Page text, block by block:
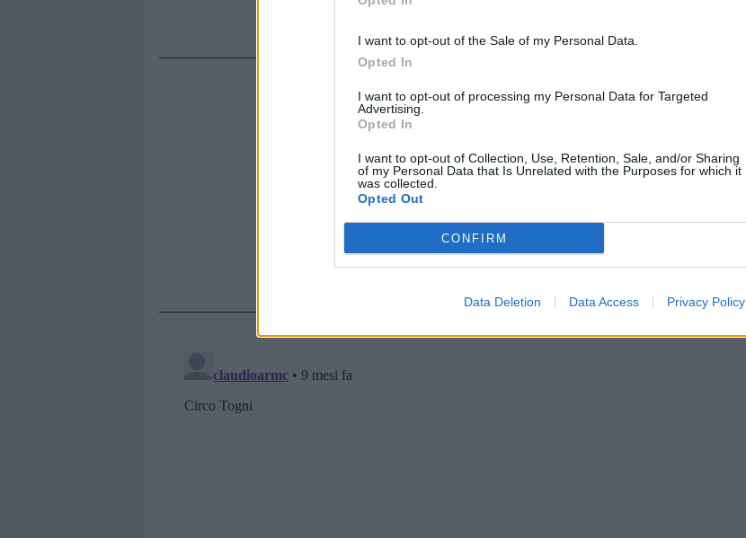
I want to opt-out of the Sale of my Personal Data.
Opted In
I want to opt-out of processing my Personal Data for Targeted
Advertising.
Opted In
I want to opt-out of Collection, Use, Retention, Sale, and/or Sharing
of my Personal Data that Is Unrelated with the Purposes for which it
was collected.
Opted Out
CONFIRM
Data Deletion Data Access Privacy Policy